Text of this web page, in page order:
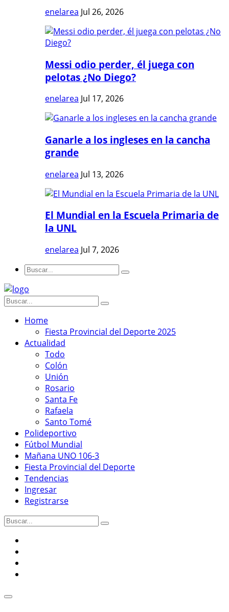
enelarea Jul 26, 2026
Messi odio perder, él juega con
pelotas ¿No Diego?
enelarea Jul 17, 2026
Ganarle a los ingleses en la cancha
grande
enelarea Jul 13, 2026
El Mundial en la Escuela Primaria de
la UNL
enelarea Jul 7, 2026
Home
Fiesta Provincial del Deporte 2025
Actualidad
Todo
Colón
Unión
Rosario
Santa Fe
Rafaela
Santo Tomé
Polideportivo
Fútbol Mundial
Mañana UNO 106-3
Fiesta Provincial del Deporte
Tendencias
Ingresar
Registrarse